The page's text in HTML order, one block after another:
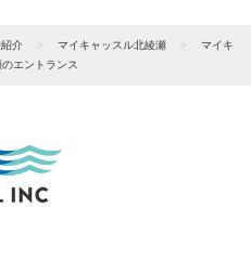
介 > マイキャッスル北綾瀬 >
マイキ
エントランス